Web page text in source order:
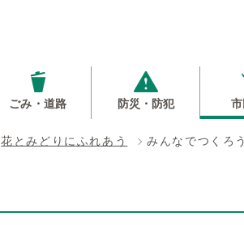
ごみ・道路 防災・防犯
花とみどりにふれあう みんなでつくろ